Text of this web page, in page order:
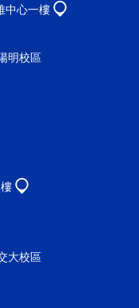
中心一樓
明校區
大校區